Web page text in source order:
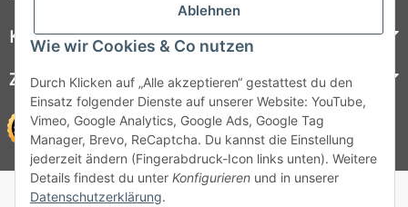
Ablehnen
Wie wir Cookies & Co nutzen
Durch Klicken auf „Alle akzeptieren“ gestattest du den
Einsatz folgender Dienste auf unserer Website: YouTube,
Vimeo, Google Analytics, Google Ads, Google Tag
Manager, Brevo, ReCaptcha. Du kannst die Einstellung
jederzeit ändern (Fingerabdruck-Icon links unten). Weitere
Details findest du unter Konfigurieren und in unserer
Datenschutzerklärung.
Kundenservice
Zahlungsmöglichkeiten
© 1964 - 2026 Lüllmann GmbH